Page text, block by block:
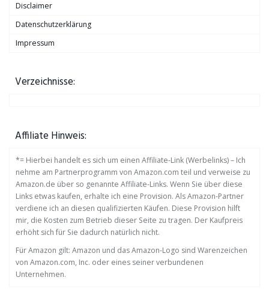
Disclaimer
Datenschutzerklärung
Impressum
Verzeichnisse:
Affiliate Hinweis:
*= Hierbei handelt es sich um einen Affiliate-Link (Werbelinks) – Ich
nehme am Partnerprogramm von Amazon.com teil und verweise zu
Amazon.de über so genannte Affiliate-Links. Wenn Sie über diese
Links etwas kaufen, erhalte ich eine Provision. Als Amazon-Partner
verdiene ich an diesen qualifizierten Käufen. Diese Provision hilft
mir, die Kosten zum Betrieb dieser Seite zu tragen. Der Kaufpreis
erhöht sich für Sie dadurch natürlich nicht.
Für Amazon gilt: Amazon und das Amazon-Logo sind Warenzeichen
von Amazon.com, Inc. oder eines seiner verbundenen
Unternehmen.